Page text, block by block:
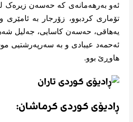
ئەو بەرهەمانەی کە حەسەن زیرەک
تۆماری کردبوو، زۆرجار بە
یەهاقی، حەسەن کاسایی، جەلیل
ئەحمەد عیبادی و بە سەرپەرشتیی
هاوڕێ بوو.
ڕادیۆی کوردی کرماشان: